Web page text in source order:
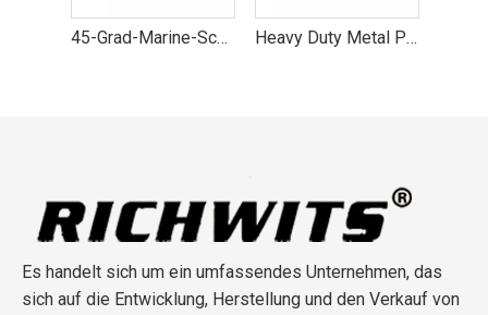
Heavy Duty Metal Pad Eyes Plate Snap Drop Deckenankerhaken 4mm-10mm 304 316 Edelstahl Diamond Pad Eye 5mm-10mm
Es handelt sich um ein umfassendes Unternehmen, das
sich auf die Entwicklung, Herstellung und den Verkauf von